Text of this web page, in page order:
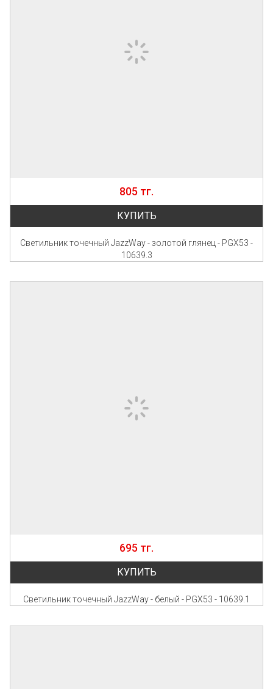
805 тг.
КУПИТЬ
Светильник точечный JazzWay - золотой глянец - PGX53 -
10639.3
695 тг.
КУПИТЬ
Светильник точечный JazzWay - белый - PGX53 - 10639.1